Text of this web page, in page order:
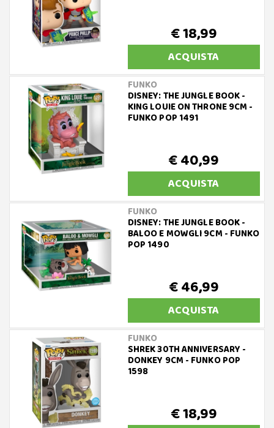
€ 18,99
ACQUISTA
FUNKO
DISNEY: THE JUNGLE BOOK -
KING LOUIE ON THRONE 9CM -
FUNKO POP 1491
€ 40,99
ACQUISTA
FUNKO
DISNEY: THE JUNGLE BOOK -
BALOO E MOWGLI 9CM - FUNKO
POP 1490
€ 46,99
ACQUISTA
FUNKO
SHREK 30TH ANNIVERSARY -
DONKEY 9CM - FUNKO POP
1598
€ 18,99